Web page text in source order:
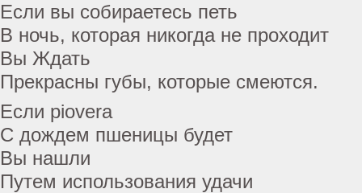
Если вы собираетесь петь
В ночь, которая никогда не проходит
Вы Ждать
Прекрасны губы, которые смеются.
Если piovera
С дождем пшеницы будет
Вы нашли
Путем использования удачи